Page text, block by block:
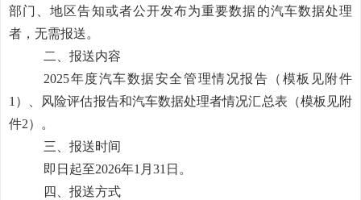
部门、地区告知或者公开发布为重要数据的汽车数据处理
者，无需报送。
二、报送内容
2025年度汽车数据安全管理情况报告（模板见附件
1 ）、风险评估报告和汽车数据处理者情况汇总表（模板见附
件2）。
三、报送时间
即日起至2026年1 月 31 日。
四、报送方式